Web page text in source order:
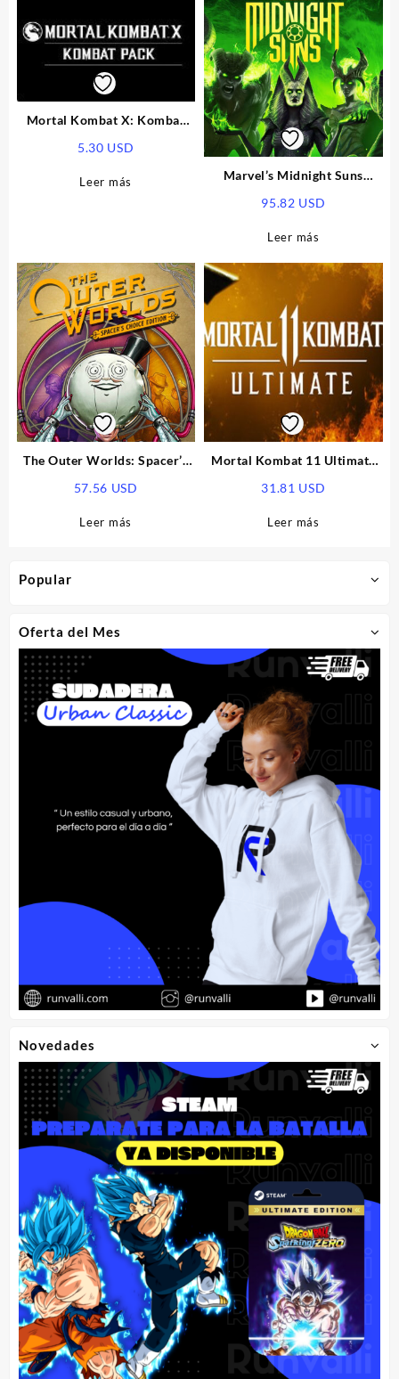
Popular
Oferta del Mes
Novedades
Mortal Kombat X: Kombat
5.30 USD
Leer más
Marvel’s Midnight Suns
Series X|S CD Key
95.82 USD
Leer más
The Outer Worlds: Spacer’s
Series X|S CD Key
57.56 USD
Leer más
Mortal Kombat 11 Ultimate
31.81 USD
Leer más